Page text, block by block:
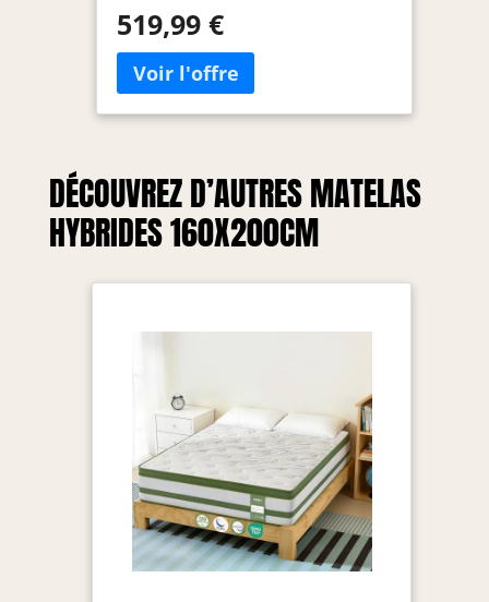
Hypoallergénique, Aérateur
environnementales.
519,99 €
DÉCOUVREZ D’AUTRES MATELAS
HYBRIDES 160X200CM